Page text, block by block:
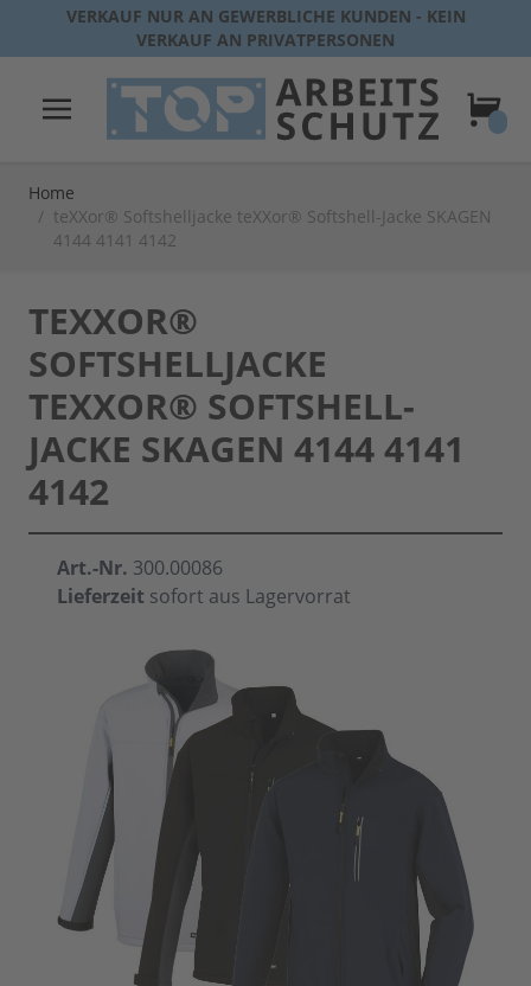
Direkt zum Inhalt
VERKAUF NUR AN GEWERBLICHE KUNDEN - KEIN
VERKAUF AN PRIVATPERSONEN
Home
/ teXXor® Softshelljacke teXXor® Softshell-Jacke SKAGEN
4144 4141 4142
TEXXOR®
SOFTSHELLJACKE
TEXXOR® SOFTSHELL-
JACKE SKAGEN 4144 4141
4142
Art.-Nr. 300.00086
Lieferzeit sofort aus Lagervorrat